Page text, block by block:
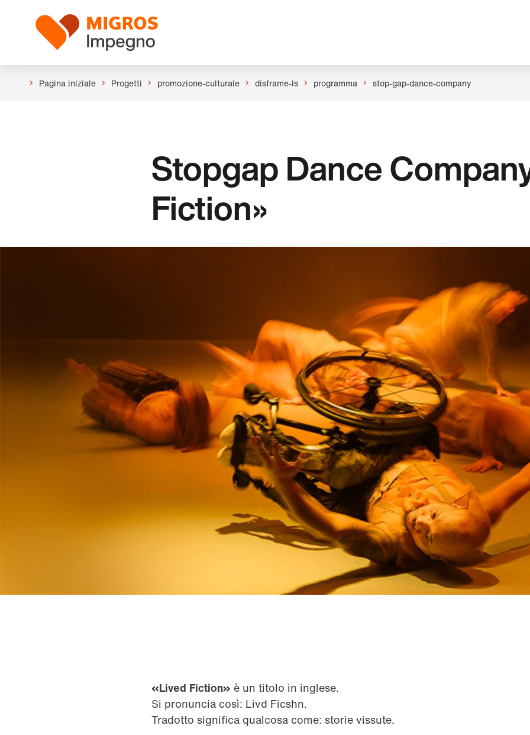
navigazione
Logo
Pagina iniziale Progetti promozione-culturale disframe-ls programma stop-gap-dance-company
Stopgap Dance
Fiction»
«Lived Fiction» è un titolo in inglese.
Si pronuncia così: Livd Ficshn.
Tradotto significa qualcosa come: storie vissute.